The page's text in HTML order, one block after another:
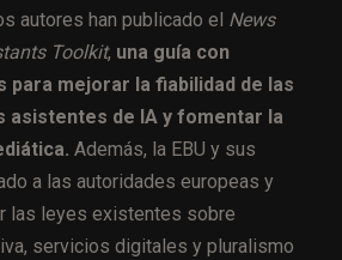
autores han publicado el News
Toolkit, una guía con
para mejorar la fiabilidad de las
asistentes de IA y fomentar la
Además, la EBU y sus
a las autoridades europeas y
las leyes existentes sobre
servicios digitales y pluralismo